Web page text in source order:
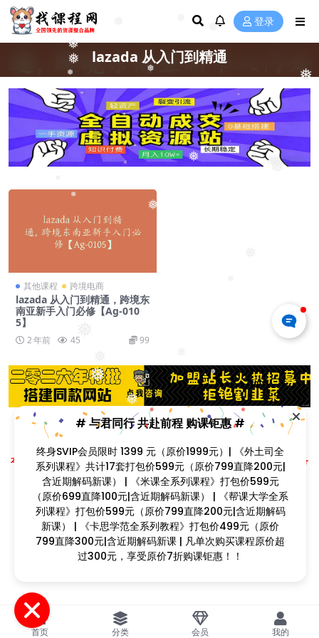
❅
❅
❅
❅
❅
❅
❅ ❅
❅
❅
❅
❅
❅
❅
❅
❅
❅
❅ ❅
❅
❅
❅
登录
lazada 从入门到精通
其他课程 跨境电商
lazada 从入门到精通，跨境东
南亚新手入门必修【Ag-010
5】
2 年前 45 99
Copyright © 2023找课程网- All rights reserved
本站支持课程资源互换，优质课程资源互换请联系微信在线客服：zkcw598 (备
注：课程互换)
闽ICP备2022077749号
首页 分类 会员 我的
# 与君同行 共赴前程 购课钜惠 #
终身SVIP会员限时 1399 元（原价1999元）| 《外土司全
系列课程》共计17套打包价599元（原价799直降200元|
含近期解码新课） | 《米课全系列课程》打包价599元
（原价699直降100元|含近期解码新课） | 《帮课大学全系
列课程》打包价599元（原价799直降200元|含近期解码
新课） | 《卡思学范全系列教程》打包价499元（原价
799直降300元|含近期解码新课 | 凡单次购买课程原价超
过300元，享受原价7折购课钜惠！！